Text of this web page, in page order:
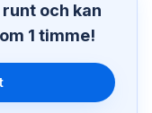
och kan
1 timme!